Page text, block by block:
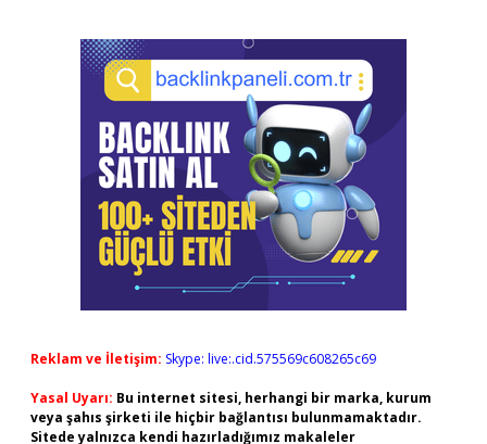
Reklam ve İletişim: Skype: live:.cid.575569c608265c69
Yasal Uyarı: Bu internet sitesi, herhangi bir marka, kurum
veya şahıs şirketi ile hiçbir bağlantısı bulunmamaktadır.
Sitede yalnızca kendi hazırladığımız makaleler